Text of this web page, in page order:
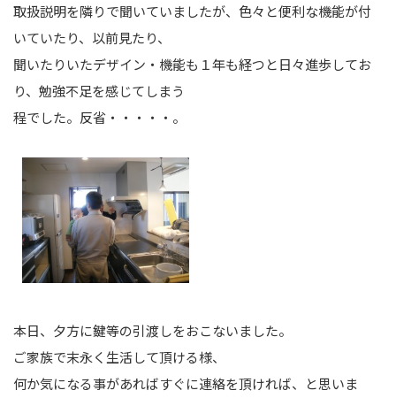
取扱説明を隣りで聞いていましたが、色々と便利な機能が付
いていたり、以前見たり、
聞いたりいたデザイン・機能も１年も経つと日々進歩してお
り、勉強不足を感じてしまう
程でした。反省・・・・・。
本日、夕方に鍵等の引渡しをおこないました。
ご家族で末永く生活して頂ける様、
何か気になる事があればすぐに連絡を頂ければ、と思いま